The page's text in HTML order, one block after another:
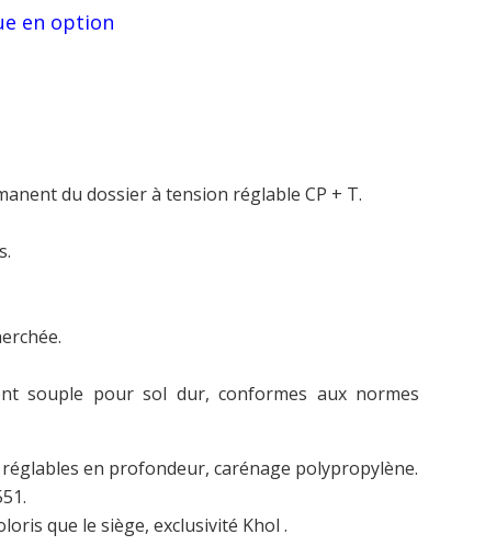
en option
du dossier à tension réglable CP + T.
souple pour sol dur, conformes aux normes
en profondeur, carénage polypropylène.
que le siège, exclusivité Khol .